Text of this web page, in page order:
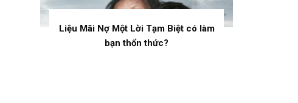
Liệu Mãi Nợ Một Lời Tạm Biệt có làm
bạn thổn thức?